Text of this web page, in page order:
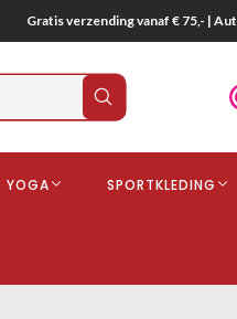
Gratis verzending vanaf € 75,- |
YOGA SPORTKLEDING